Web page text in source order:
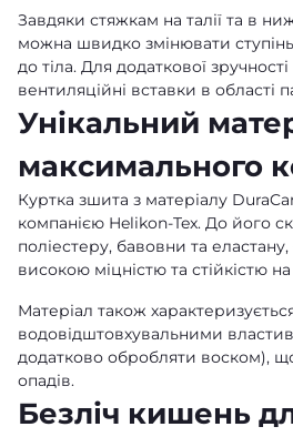
Завдяки стяжкам на талії та в
можна швидко змінювати
до тіла. Для додаткової
вентиляційні вставки в області
Унікальний
максимального
Куртка зшита з матеріалу
компанією Helikon-Tex. До його
поліестеру, бавовни та
високою міцністю та стійкістю
Матеріал також
водовідштовхувальними
додатково обробляти воском),
опадів.
Безліч кишень